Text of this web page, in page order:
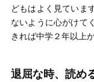
どもはよく見ていま
ないように心がけて
きれば中学２年以上
退屈な時、読め